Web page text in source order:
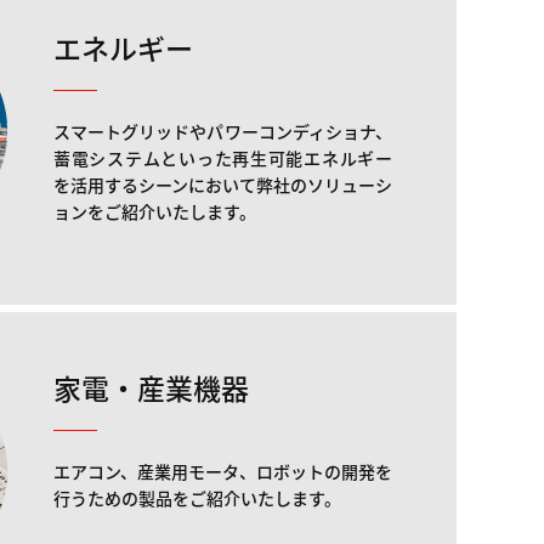
エネルギー
スマートグリッドやパワーコンディショナ、
蓄電システムといった再生可能エネルギー
を活用するシーンにおいて弊社のソリューシ
ョンをご紹介いたします。
家電・産業機器
エアコン、産業用モータ、ロボットの開発を
行うための製品をご紹介いたします。